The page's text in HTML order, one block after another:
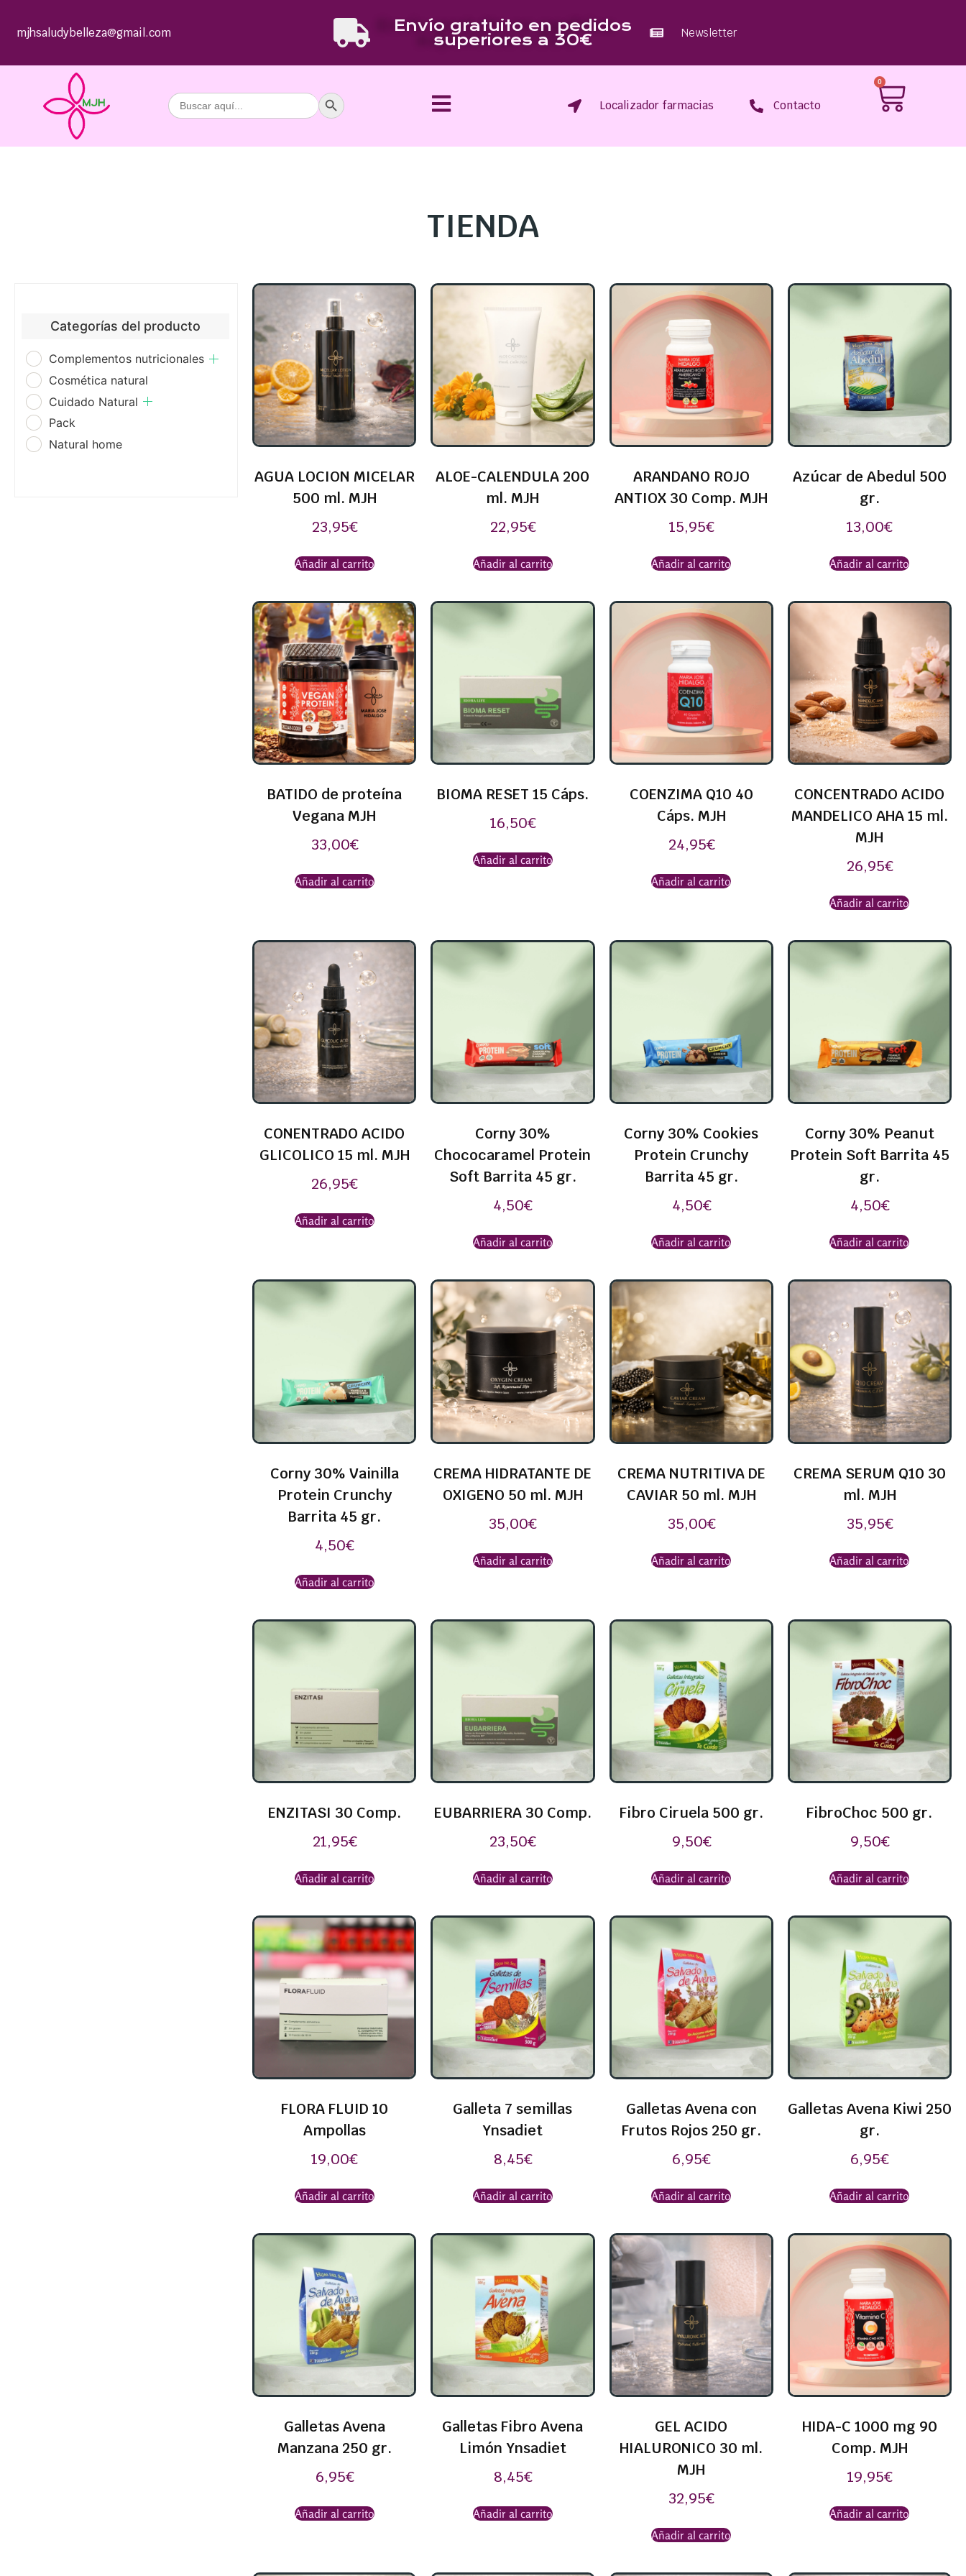
mjhsaludybelleza@gmail.com Envío gratuito en pedidos
superiores a 30€ Newsletter
Buscar: Botón de búsqueda
Localizador farmacias Contacto
0
TIENDA
Categorías del producto
Complementos nutricionales
Cosmética natural
Cuidado Natural
Pack
Natural home
AGUA LOCION MICELAR
500 ml. MJH
23,95€
Añadir al carrito
ALOE-CALENDULA 200
ml. MJH
22,95€
Añadir al carrito
ARANDANO ROJO
ANTIOX 30 Comp. MJH
15,95€
Añadir al carrito
Azúcar de Abedul 500
gr.
13,00€
Añadir al carrito
BATIDO de proteína
Vegana MJH
33,00€
Añadir al carrito
BIOMA RESET 15 Cáps.
16,50€
Añadir al carrito
COENZIMA Q10 40
Cáps. MJH
24,95€
Añadir al carrito
CONCENTRADO ACIDO
MANDELICO AHA 15 ml.
MJH
26,95€
Añadir al carrito
CONENTRADO ACIDO
GLICOLICO 15 ml. MJH
26,95€
Añadir al carrito
Corny 30%
Chococaramel Protein
Soft Barrita 45 gr.
4,50€
Añadir al carrito
Corny 30% Cookies
Protein Crunchy
Barrita 45 gr.
4,50€
Añadir al carrito
Corny 30% Peanut
Protein Soft Barrita 45
gr.
4,50€
Añadir al carrito
Corny 30% Vainilla
Protein Crunchy
Barrita 45 gr.
4,50€
Añadir al carrito
CREMA HIDRATANTE DE
OXIGENO 50 ml. MJH
35,00€
Añadir al carrito
CREMA NUTRITIVA DE
CAVIAR 50 ml. MJH
35,00€
Añadir al carrito
CREMA SERUM Q10 30
ml. MJH
35,95€
Añadir al carrito
ENZITASI 30 Comp.
21,95€
Añadir al carrito
EUBARRIERA 30 Comp.
23,50€
Añadir al carrito
Fibro Ciruela 500 gr.
9,50€
Añadir al carrito
FibroChoc 500 gr.
9,50€
Añadir al carrito
FLORA FLUID 10
Ampollas
19,00€
Añadir al carrito
Galleta 7 semillas
Ynsadiet
8,45€
Añadir al carrito
Galletas Avena con
Frutos Rojos 250 gr.
6,95€
Añadir al carrito
Galletas Avena Kiwi 250
gr.
6,95€
Añadir al carrito
Galletas Avena
Manzana 250 gr.
6,95€
Añadir al carrito
Galletas Fibro Avena
Limón Ynsadiet
8,45€
Añadir al carrito
GEL ACIDO
HIALURONICO 30 ml.
MJH
32,95€
Añadir al carrito
HIDA-C 1000 mg 90
Comp. MJH
19,95€
Añadir al carrito